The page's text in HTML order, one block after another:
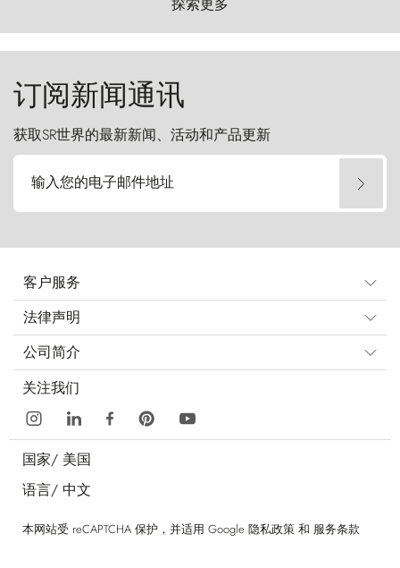
del Paine）则宛如石砌的哨兵，傲然向苍穹发
起挑战。
订阅新闻通讯
获取SR世界的最新新闻、活动和产品更新
输入您的电子邮件地址
客户服务
法律声明
公司简介
关注我们
国家/ 美国
语言/ 中文
本网站受 reCAPTCHA 保护，并适用 Google 隐私政策 和 服务条款